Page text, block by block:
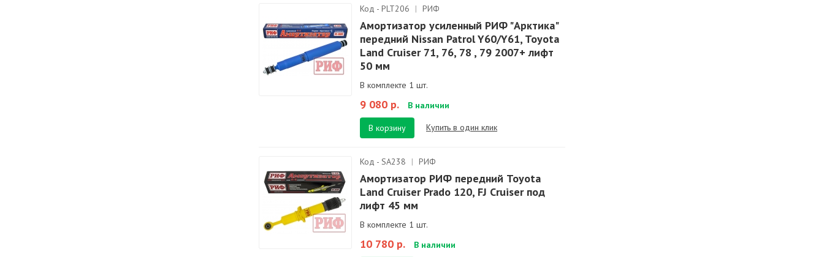
Код - PLT206 | РИФ
Амортизатор усиленный РИФ "Арктика"
передний Nissan Patrol Y60/Y61, Toyota
Land Cruiser 71, 76, 78 , 79 2007+ лифт
50 мм
В комплекте 1 шт.
9 080 р. В наличии
В корзину Купить в один клик
Код - SA238 | РИФ
Амортизатор РИФ передний Toyota
Land Cruiser Prado 120, FJ Cruiser под
лифт 45 мм
В комплекте 1 шт.
10 780 р. В наличии